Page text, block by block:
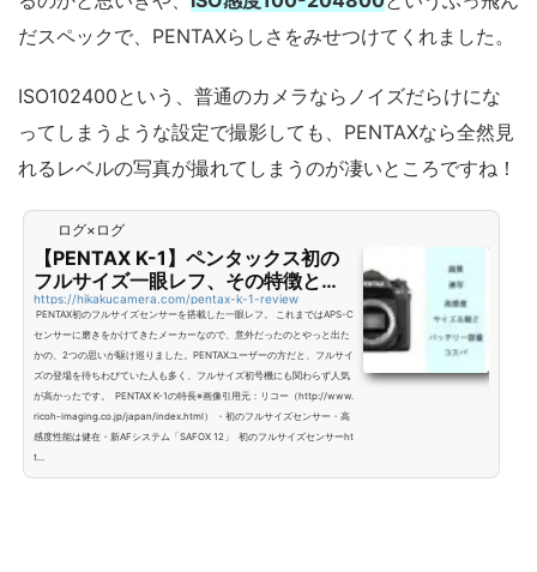
だスペックで、PENTAXらしさをみせつけてくれました。
ISO102400という、普通のカメラならノイズだらけにな
ってしまうような設定で撮影しても、PENTAXなら全然見
れるレベルの写真が撮れてしまうのが凄いところですね！
ログ×ログ
【PENTAX K-1】ペンタックス初の
フルサイズ一眼レフ、その特徴とレ
ビュー！
https://hikakucamera.com/pentax-k-1-review
PENTAX初のフルサイズセンサーを搭載した一眼レフ。 これまではAPS-C
センサーに磨きをかけてきたメーカーなので、意外だったのとやっと出た
かの、2つの思いが駆け巡りました。PENTAXユーザーの方だと、フルサイ
ズの登場を待ちわびていた人も多く、フルサイズ初号機にも関わらず人気
が高かったです。 PENTAX K-1の特長※画像引用元：リコー（http://www.
ricoh-imaging.co.jp/japan/index.html） ・初のフルサイズセンサー・高
感度性能は健在・新AFシステム「SAFOX 12」 初のフルサイズセンサーht
t...